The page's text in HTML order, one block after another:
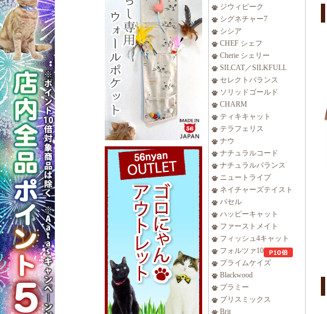
ジウィピーク
シグネチャー7
シシア
CHEF シェフ
Cherie シェリー
SILCAT／SILKFULL
セレクトバランス
ソリッドゴールド
CHARM
ティキキャット
テラフェリス
ナウ
ナチュラルコード
ナチュラルバランス
ニュートライプ
ネイチャーズテイスト
バセル
ハッピーキャット
ファーストメイト
フィッシュ4キャット
フォルツァ10
プライムケイズ
Blackwood
プラミー
ブリスミックス
Brit